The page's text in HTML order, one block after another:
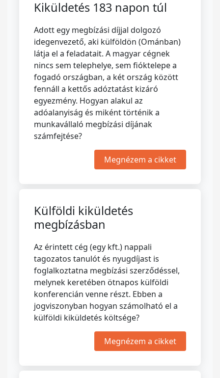
Kiküldetés 183 napon túl
Adott egy megbízási díjjal dolgozó
idegenvezető, aki külföldön (Ománban)
látja el a feladatait. A magyar cégnek
nincs sem telephelye, sem fióktelepe a
fogadó országban, a két ország között
fennáll a kettős adóztatást kizáró
egyezmény. Hogyan alakul az
adóalanyiság és miként történik a
munkavállaló megbízási díjának
számfejtése?
Megnézem a cikket
Külföldi kiküldetés
megbízásban
Az érintett cég (egy kft.) nappali
tagozatos tanulót és nyugdíjast is
foglalkoztatna megbízási szerződéssel,
melynek keretében ötnapos külföldi
konferencián venne részt. Ebben a
jogviszonyban hogyan számolható el a
külföldi kiküldetés költsége?
Megnézem a cikket